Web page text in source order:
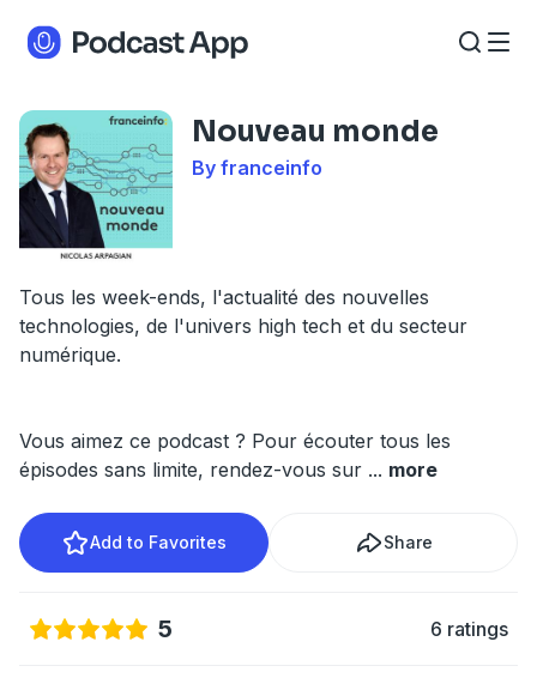
Nouveau monde
By franceinfo
Tous les week-ends, l'actualité des nouvelles
technologies, de l'univers high tech et du secteur
numérique.
Vous aimez ce podcast ? Pour écouter tous les
épisodes sans limite, rendez-vous sur ... more
Add to Favorites Share
5 6 ratings